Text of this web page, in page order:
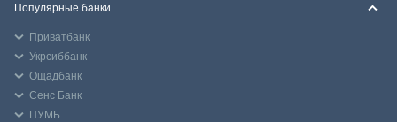
Популярные банки
Приватбанк
Укрсиббанк
Ощадбанк
Сенс Банк
ПУМБ